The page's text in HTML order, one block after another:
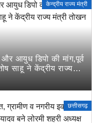
केन्द्रीय राज्य मंत्री
आयुध डिपो की मांग,पूर्व
साहू ने केंद्रीय राज्य
की प्रमुख मांगें
छत्तीसगढ़